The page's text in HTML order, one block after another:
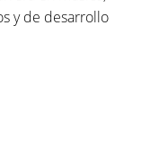
y de desarrollo